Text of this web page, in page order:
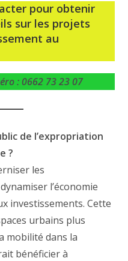
pour obtenir
sur les projets
au
: 0662 73 23 07
de l’expropriation
?
les
l’économie
investissements. Cette
urbains plus
mobilité dans la
bénéficier à